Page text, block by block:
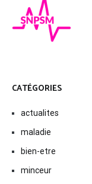
CATÉGORIES
actualites
maladie
bien-etre
minceur